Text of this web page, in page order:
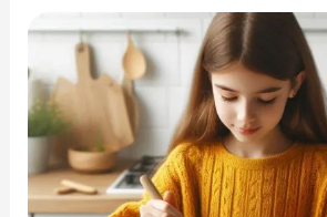
почему
он
популярен?